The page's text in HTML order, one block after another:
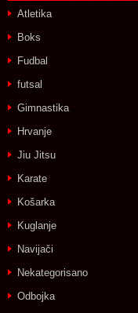
Atletika
Boks
Fudbal
futsal
Gimnastika
Hrvanje
Jiu Jitsu
Karate
Košarka
Kuglanje
Navijači
Nekategorisano
Odbojka